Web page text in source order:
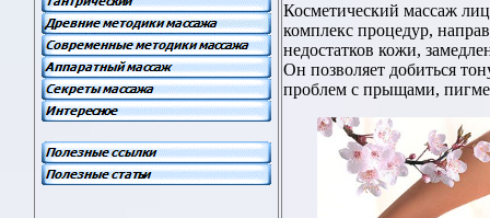
Косметический массаж
комплекс процедур,
недостатков кожи,
Он позволяет добиться
проблем с прыщами,